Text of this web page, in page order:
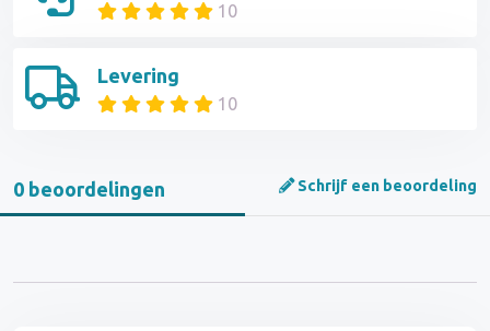
10
Levering
10
0 beoordelingen Schrijf een beoordeling